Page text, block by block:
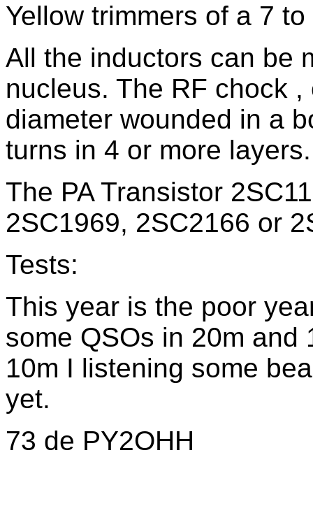
Yellow trimmers of a 7 to
All the inductors can be
nucleus. The RF chock
diameter wounded in a
turns in 4 or more layers.
The PA Transistor
2SC1969, 2SC2166 or
Tests:
This year is the poor
some QSOs in 20m and
10m I listening some
yet.
73 de PY2OHH